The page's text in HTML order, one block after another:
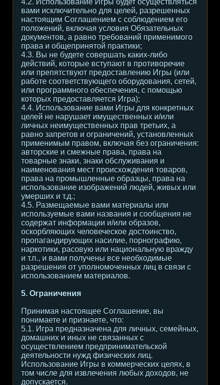
4.2. Использование Игры будет осуществляться
вами исключительно для целей, разрешенных
настоящим Соглашением с соблюдением его
положений, включая условия Обязательных
документов, а равно требований применимого
права и общепринятой практики;
4.3. Вы не будете совершать каких-либо
действий, которые вступают в противоречие
или препятствуют предоставлению Игры (или
работе соответствующего оборудования, сетей,
или программного обеспечения, с помощью
которых предоставляется Игра);
4.4. Использование вами Игры для конкретных
целей не нарушает имущественных и/или
личных неимущественных прав третьих, а
равно запретов и ограничений, установленных
применимым правом, включая без ограничения:
авторские и смежные права, права на
товарные знаки, знаки обслуживания и
наименования мест происхождения товаров,
права на промышленные образцы, права на
использование изображений людей, живых или
умерших и т.д.;
4.5. Размещаемые вами материалы или
используемые вами названия и сообщения не
содержат информации и/или образов,
оскорбляющих человеческое достоинство,
пропагандирующих насилие, порнографию,
наркотики, расовую или национальную вражду
и т.п., и вами получены все необходимые
разрешения от уполномоченных лиц в связи с
использованием материалов.
5. Ограничения
Принимая настоящее Соглашение, вы
понимаете и признаете, что:
5.1. Игра предназначена для личных, семейных,
домашних и иных не связанных с
осуществлением предпринимательской
деятельности нужд физических лиц.
Использование Игры в коммерческих целях, в
том числе для извлечения любых доходов, не
допускается.